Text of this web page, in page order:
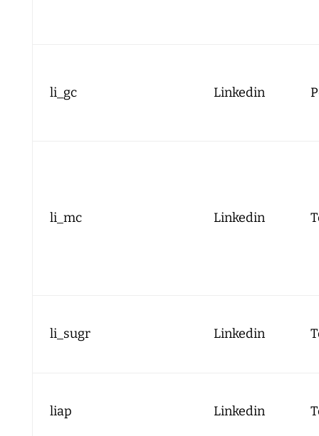
li_gc Linkedin
li_mc Linkedin
li_sugr Linkedin
liap Linkedin